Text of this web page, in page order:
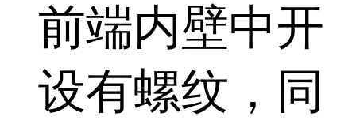
前端内壁中开
设有螺纹，同